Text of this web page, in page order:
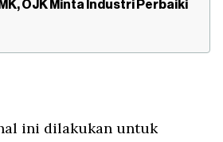
OJK Minta Industri Perbaiki
ini dilakukan untuk